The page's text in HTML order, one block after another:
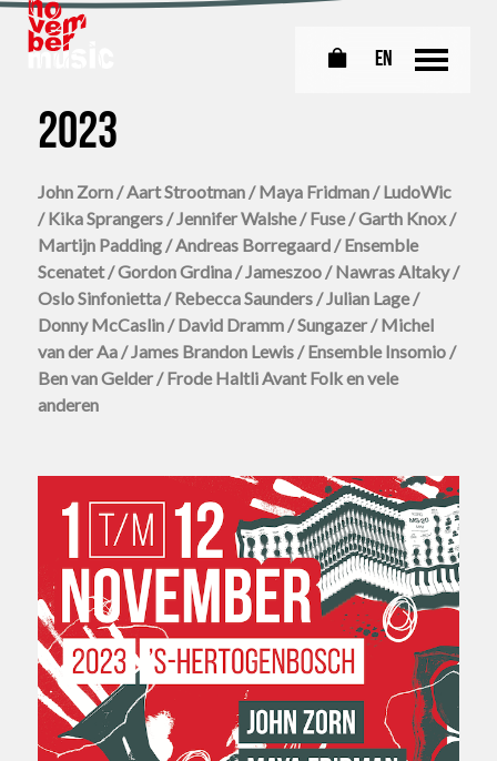
0 EN
2023
John Zorn / Aart Strootman / Maya Fridman / LudoWic
/ Kika Sprangers / Jennifer Walshe / Fuse / Garth Knox /
Martijn Padding / Andreas Borregaard / Ensemble
Scenatet / Gordon Grdina / Jameszoo / Nawras Altaky /
Oslo Sinfonietta / Rebecca Saunders / Julian Lage /
Donny McCaslin / David Dramm / Sungazer / Michel
van der Aa / James Brandon Lewis / Ensemble Insomio /
Ben van Gelder / Frode Haltli Avant Folk en vele
anderen